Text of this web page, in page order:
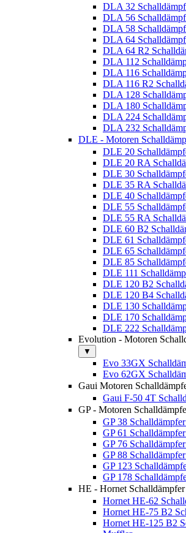
DLA 32
DLA 56
DLA 58
DLA 64
DLA 64 R2
DLA 112
DLA 116
DLA 116 R2
DLA 128
DLA 180
DLA 224
DLA 232
DLE - Motoren
DLE 20
DLE 20 RA
DLE 30
DLE 35 RA
DLE 40
DLE 55
DLE 55 RA
DLE 60 B2
DLE 61
DLE 65
DLE 85
DLE 111
DLE 120 B2
DLE 120 B4
DLE 130
DLE 170
DLE 222
Evolution - Motoren
▼
Evo 33GX
Evo 62GX
Gaui Motoren
Gaui F-50 4T
GP - Motoren
GP 38
GP 61
GP 76
GP 88
GP 123
GP 178
HE - Hornet
Hornet HE-62
Hornet HE-75 B2
Hornet HE-125 B2